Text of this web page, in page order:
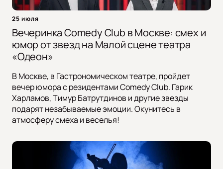
25 июля
Вечеринка Comedy Club в Москве: смех и
юмор от звезд на Малой сцене театра
«Одеон»
В Москве, в Гастрономическом театре, пройдет
вечер юмора с резидентами Comedy Club. Гарик
Харламов, Тимур Батрутдинов и другие звезды
подарят незабываемые эмоции. Окунитесь в
атмосферу смеха и веселья!